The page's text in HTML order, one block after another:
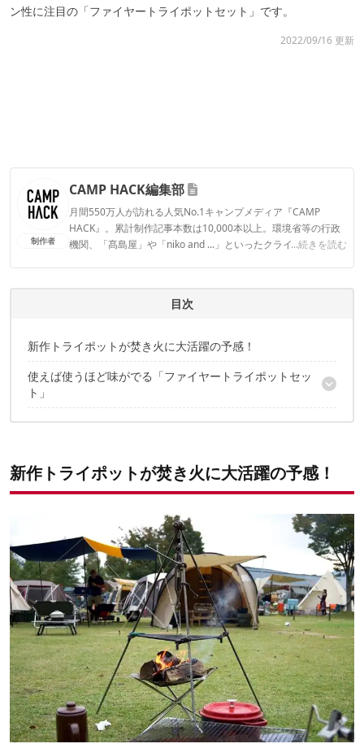
ン性に注目の「ファイヤートライポットセット」です。
2022/09/16 更新
制作者
CAMP HACK編集部
月間550万人が訪れる人気No.1キャンプメディア『CAMP
HACK』。累計制作記事本数は10,000本以上。環境省等の行政
機関、「髙島屋」や「niko and ...」といったクライアントとの
...続きを読む
CAMP HACK編集部のプロフィール
目次
新作トライポットが焚き火に大活躍の予感！
使えば使うほど味がでる「ファイヤートライポットセッ
ト」
新作トライポットが焚き火に大活躍の予感！